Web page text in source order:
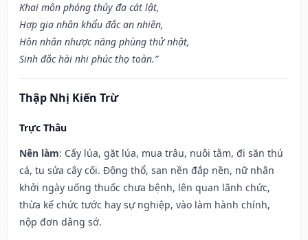
Khai môn phóng thủy đa cát lật,
Hợp gia nhân khẩu đắc an nhiên,
Hôn nhân nhược năng phùng thử nhật,
Sinh đắc hài nhi phúc thọ toàn.”
Thập Nhị Kiến Trừ
Trực Thâu
Nên làm: Cấy lúa, gặt lúa, mua trâu, nuôi tằm, đi săn thú
cá, tu sửa cây cối. Động thổ, san nền đắp nền, nữ nhân
khởi ngày uống thuốc chưa bệnh, lên quan lãnh chức,
thừa kế chức tước hay sự nghiệp, vào làm hành chính,
nộp đơn dâng sớ.